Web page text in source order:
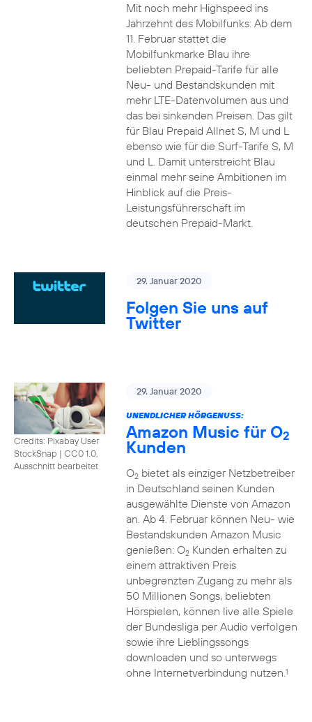
Mit noch mehr Highspeed ins
Jahrzehnt des Mobilfunks: Ab dem
11. Februar stattet die
Mobilfunkmarke Blau ihre
beliebten Prepaid-Tarife für alle
Neu- und Bestandskunden mit
mehr LTE-Datenvolumen aus und
das bei sinkenden Preisen. Das gilt
für Blau Prepaid Allnet S, M und L
ebenso wie für die Surf-Tarife S, M
und L. Damit unterstreicht Blau
einmal mehr seine Ambitionen im
Hinblick auf die Preis-
Leistungsführerschaft im
deutschen Prepaid-Markt.
29. Januar 2020
Folgen Sie uns auf
Twitter
Credits: Pixabay User
StockSnap | CC0 1.0,
Ausschnitt bearbeitet
29. Januar 2020
UNENDLICHER HÖRGENUSS:
Amazon Music für O2
Kunden
O2bietet als einziger Netzbetreiber
in Deutschland seinen Kunden
ausgewählte Dienste von Amazon
an. Ab 4. Februar können Neu- wie
Bestandskunden Amazon Music
genießen: O2Kunden erhalten zu
einem attraktiven Preis
unbegrenzten Zugang zu mehr als
50 Millionen Songs, beliebten
Hörspielen, können live alle Spiele
der Bundesliga per Audio verfolgen
sowie ihre Lieblingssongs
downloaden und so unterwegs
ohne Internetverbindung nutzen.1